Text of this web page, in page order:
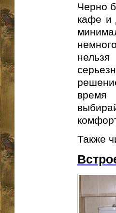
Черно
кафе и
время
Также